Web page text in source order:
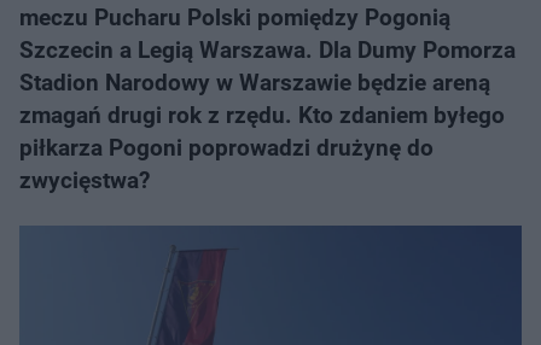
meczu Pucharu Polski pomiędzy Pogonią
Szczecin a Legią Warszawa. Dla Dumy Pomorza
Stadion Narodowy w Warszawie będzie areną
zmagań drugi rok z rzędu. Kto zdaniem byłego
piłkarza Pogoni poprowadzi drużynę do
zwycięstwa?